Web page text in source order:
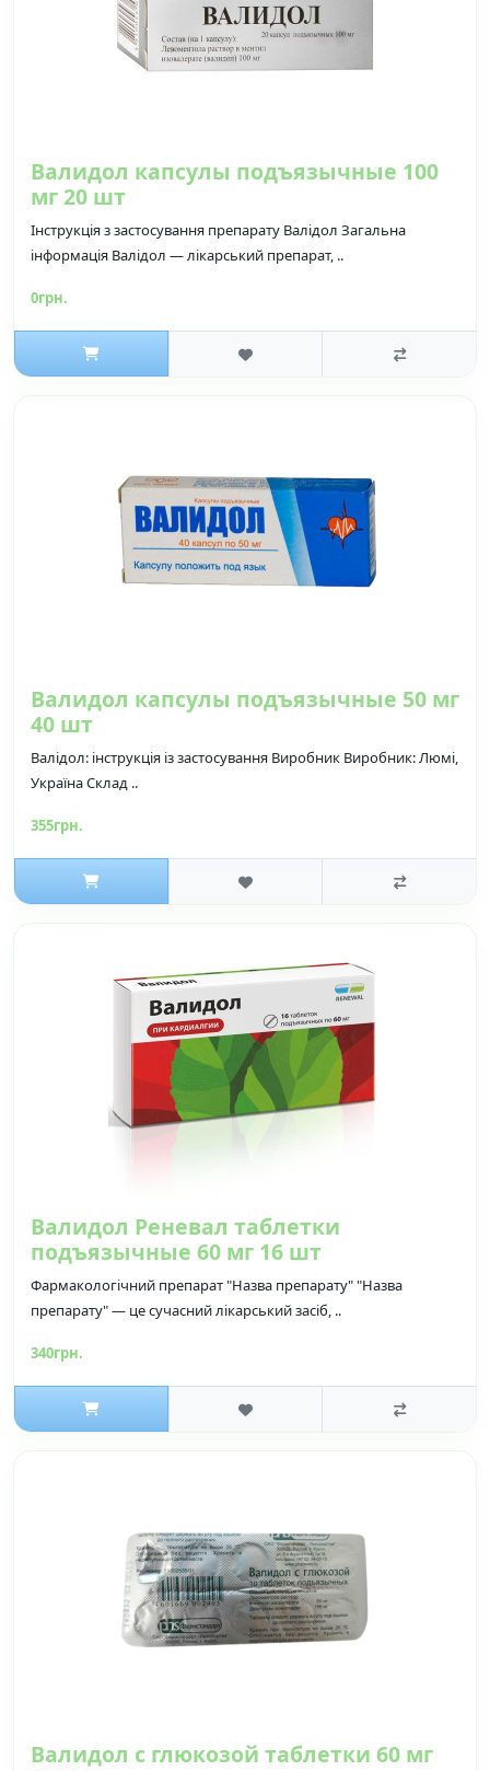
Валидол капсулы подъязычные 100
мг 20 шт
Інструкція з застосування препарату Валідол Загальна
інформація Валідол — лікарський препарат, ..
0грн.
Валидол капсулы подъязычные 50 мг
40 шт
Валідол: інструкція із застосування Виробник Виробник: Люмі,
Україна Склад ..
355грн.
Валидол Реневал таблетки
подъязычные 60 мг 16 шт
Фармакологічний препарат "Назва препарату" "Назва
препарату" — це сучасний лікарський засіб, ..
340грн.
Валидол с глюкозой таблетки 60 мг